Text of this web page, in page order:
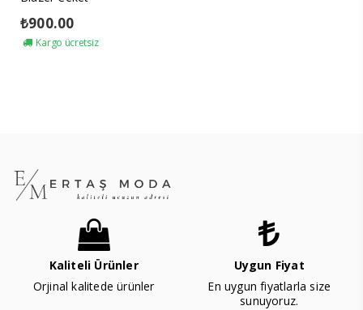
₺900.00
Kargo ücretsiz
Kaliteli Ürünler
Orjinal kalitede ürünler
Uygun Fiyat
En uygun fiyatlarla size
sunuyoruz.